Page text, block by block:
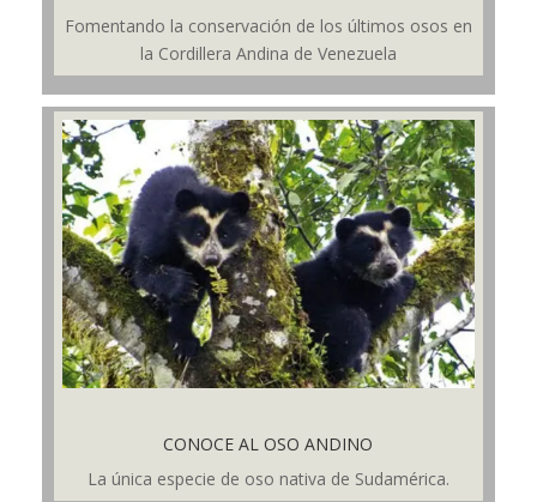
Fomentando la conservación de los últimos osos en
la Cordillera Andina de Venezuela
CONOCE AL OSO ANDINO
La única especie de oso nativa de Sudamérica.